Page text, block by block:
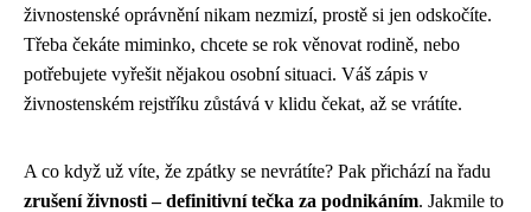
živnostenské oprávnění nikam nezmizí, prostě si jen odskočíte.
Třeba čekáte miminko, chcete se rok věnovat rodině, nebo
potřebujete vyřešit nějakou osobní situaci. Váš zápis v
živnostenském rejstříku zůstává v klidu čekat, až se vrátíte.
A co když už víte, že zpátky se nevrátíte? Pak přichází na řadu
zrušení živnosti – definitivní tečka za podnikáním. Jakmile to